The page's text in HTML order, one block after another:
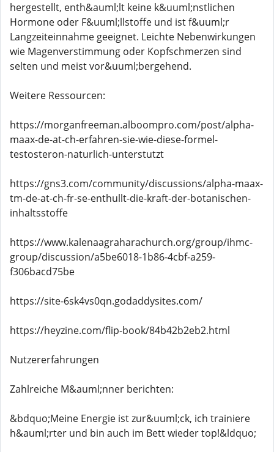
hergestellt, enth&auml;lt keine k&uuml;nstlichen
Hormone oder F&uuml;llstoffe und ist f&uuml;r
Langzeiteinnahme geeignet. Leichte Nebenwirkungen
wie Magenverstimmung oder Kopfschmerzen sind
selten und meist vor&uuml;bergehend.
Weitere Ressourcen:
https://morganfreeman.alboompro.com/post/alpha-
maax-de-at-ch-erfahren-sie-wie-diese-formel-
testosteron-naturlich-unterstutzt
https://gns3.com/community/discussions/alpha-maax-
tm-de-at-ch-fr-se-enthullt-die-kraft-der-botanischen-
inhaltsstoffe
https://www.kalenaagraharachurch.org/group/ihmc-
group/discussion/a5be6018-1b86-4cbf-a259-
f306bacd75be
https://site-6sk4vs0qn.godaddysites.com/
https://heyzine.com/flip-book/84b42b2eb2.html
Nutzererfahrungen
Zahlreiche M&auml;nner berichten:
&bdquo;Meine Energie ist zur&uuml;ck, ich trainiere
h&auml;rter und bin auch im Bett wieder top!&ldquo;